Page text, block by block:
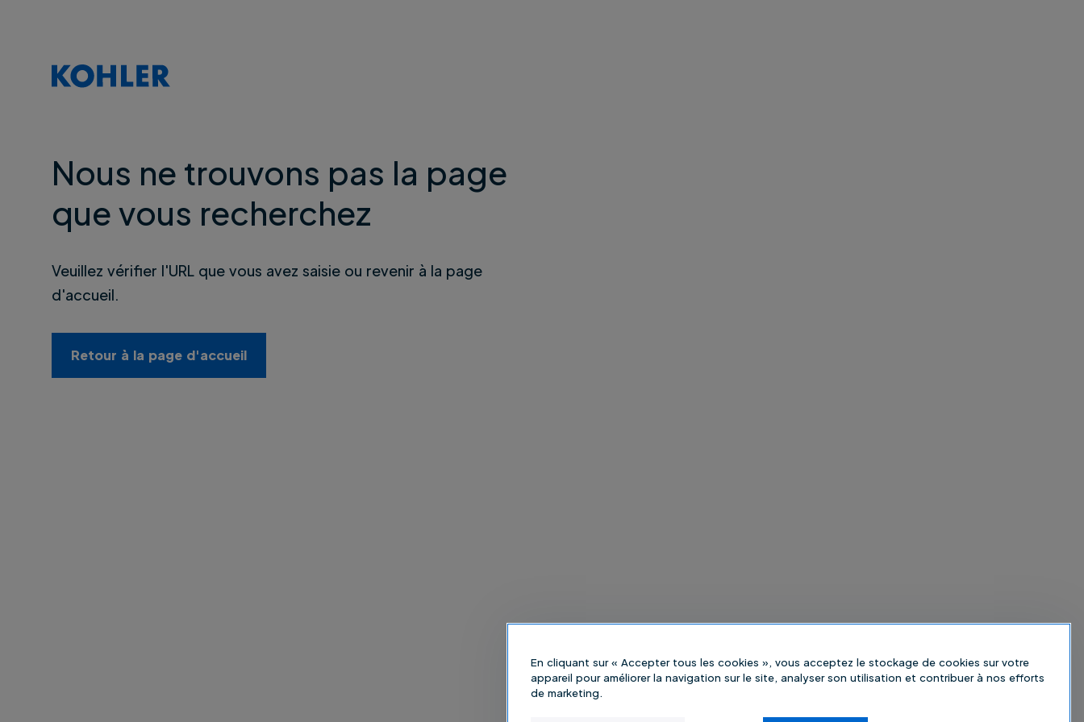
Nous ne trouvons pas la page
que vous recherchez
Veuillez vérifier l'URL que vous avez saisie ou revenir à la page
d'accueil.
Retour à la page d'accueil
En cliquant sur « Accepter tous les cookies », vous acceptez le stockage de cookies sur votre
appareil pour améliorer la navigation sur le site, analyser son utilisation et contribuer à nos efforts
de marketing.